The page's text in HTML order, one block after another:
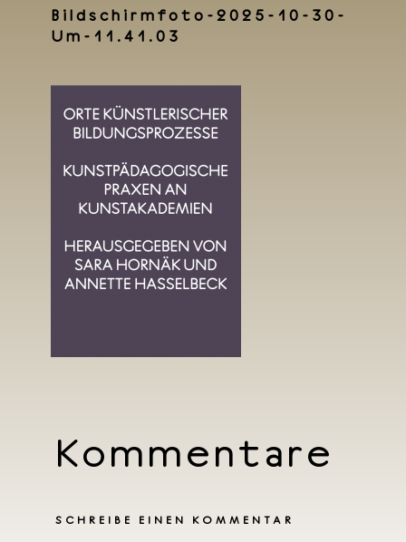
Bildschirmfoto-2025-10-30-
Um-11.41.03
Kommentare
SCHREIBE EINEN KOMMENTAR